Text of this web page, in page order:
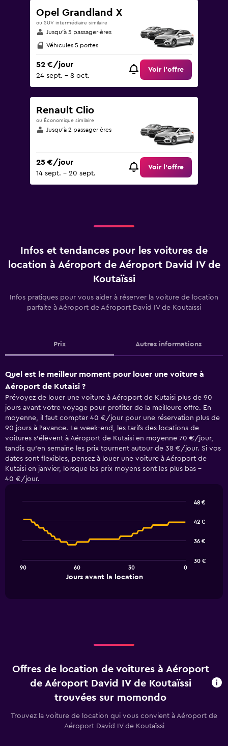
Opel Grandland X
ou SUV intermédiaire similaire
Jusqu’à 5 passager·ères
Véhicules 5 portes
52 €/jour
24 sept. - 8 oct.
Voir l’offre
Renault Clio
ou Économique similaire
Jusqu’à 2 passager·ères
25 €/jour
14 sept. - 20 sept.
Voir l’offre
Infos et tendances pour les voitures de
location à Aéroport de Aéroport David IV de
Koutaïssi
Infos pratiques pour vous aider à réserver la voiture de location
parfaite à Aéroport de Aéroport David IV de Koutaïssi
Prix Autres informations
Quel est le meilleur moment pour louer une voiture à
Aéroport de Kutaisi ?
Prévoyez de louer une voiture à Aéroport de Kutaisi plus de 90
jours avant votre voyage pour profiter de la meilleure offre. En
moyenne, il faut compter 40 €/jour pour une réservation plus de
90 jours à l'avance. Le week-end, les tarifs des locations de
voitures s'élèvent à Aéroport de Kutaisi en moyenne 70 €/jour,
tandis qu'en semaine les prix tournent autour de 38 €/jour. Si vos
dates sont flexibles, pensez à louer une voiture à Aéroport de
Kutaisi en janvier, lorsque les prix moyens sont les plus bas -
40 €/jour.
chart
The
location.
Range:
categories.
chart
graphic.
Jours avant la location
90 60 30 0
30 €
36 €
42 €
48 €
Offres de location de voitures à Aéroport
de Aéroport David IV de Koutaïssi
trouvées sur momondo
Trouvez la voiture de location qui vous convient à Aéroport de
Aéroport David IV de Koutaïssi